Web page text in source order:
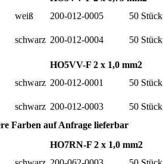
weiß 200-012-0005 50 Stück
schwarz 200-012-0004 50 Stück
HO5VV-F 2 x 1,0 mm2
schwarz 200-012-0001 50 Stück
schwarz 200-012-0003 50 Stück
Farben auf Anfrage lieferbar
HO7RN-F 2 x 1,0 mm2